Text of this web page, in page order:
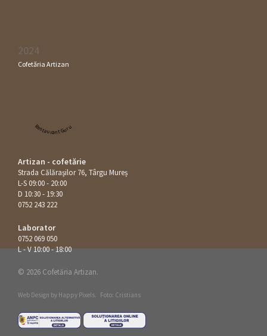
2024
Cofetăria Artizan
Restaurant Guru
Artizan - cofetărie
Strada Călăraşilor 76, Târgu Mureș
L-S 09:00 - 20:00
D 10:30 - 19:30
0752 243 222
Laborator
0752 069 050
L - V 10:00 - 18:00
© 2026 Cofetăria Artizan.
Web Design by Happy Pixels. Foto: Cristians